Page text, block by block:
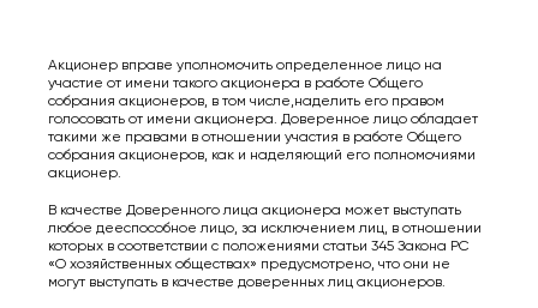
Акционер вправе уполномочить определенное лицо на
участие от имени такого акционера в работе Общего
собрания акционеров, в том числе,наделить его правом
голосовать от имени акционера. Доверенное лицо обладает
такими же правами в отношении участия в работе Общего
собрания акционеров, как и наделяющий его полномочиями
акционер.
В качестве Доверенного лица акционера может выступать
любое дееспособное лицо, за исключением лиц, в отношении
которых в соответствии с положениями статьи 345 Закона РС
«О хозяйственных обществах» предусмотрено, что они не
могут выступать в качестве доверенных лиц акционеров.